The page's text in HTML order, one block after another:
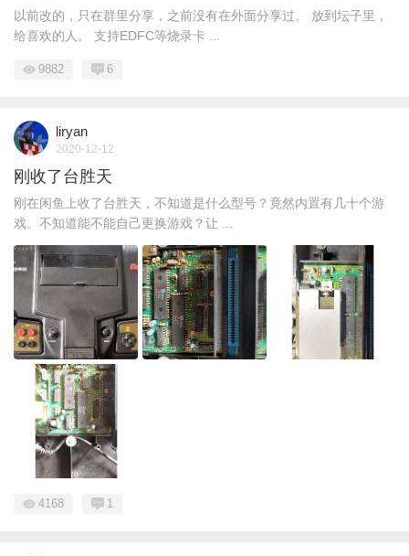
以前改的，只在群里分享，之前没有在外面分享过。 放到坛子里，
给喜欢的人。 支持EDFC等烧录卡 ...
9882 6
liryan
2020-12-12
刚收了台胜天
刚在闲鱼上收了台胜天，不知道是什么型号？竟然内置有几十个游
戏。不知道能不能自己更换游戏？让 ...
4168 1